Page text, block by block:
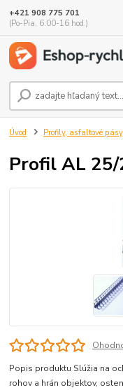
+421 908 775 701
(Po-Pia, 6:00-16 hod.)
Úvod Profily, asfaltové
Profil AL
Popis produktu Slúžia na
rohov a hrán objektov,